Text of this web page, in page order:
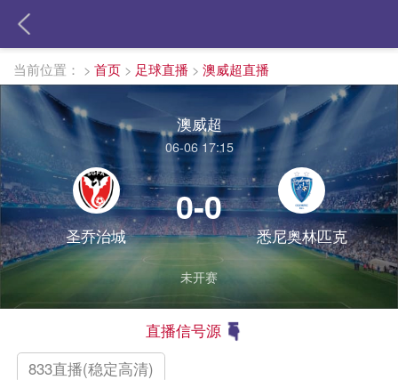
当前位置： > 首页 > 足球直播 > 澳威超直播
澳威超
06-06 17:15
圣乔治城
0-0
悉尼奥林匹克
未开赛
直播信号源
833直播(稳定高清)